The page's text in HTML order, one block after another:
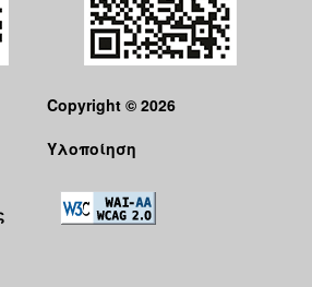
Copyright © 2026
Υλοποίηση